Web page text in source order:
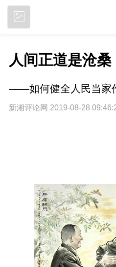
人间正道是沧桑
——如何健全人民当家
新湘评论网 2019-08-28